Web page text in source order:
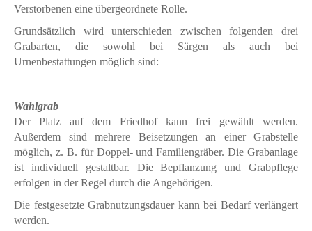
Verstorbenen eine übergeordnete Rolle.
Grundsätzlich wird unterschieden zwischen folgenden drei
Grabarten, die sowohl bei Särgen als auch bei
Urnenbestattungen möglich sind:
Wahlgrab
Der Platz auf dem Friedhof kann frei gewählt werden.
Außerdem sind mehrere Beisetzungen an einer Grabstelle
möglich, z. B. für Doppel- und Familiengräber. Die Grabanlage
ist individuell gestaltbar. Die Bepflanzung und Grabpflege
erfolgen in der Regel durch die Angehörigen.
Die festgesetzte Grabnutzungsdauer kann bei Bedarf verlängert
werden.